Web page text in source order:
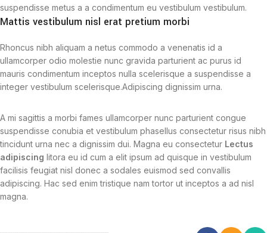
suspendisse metus a a condimentum eu vestibulum vestibulum.
Mattis vestibulum nisl erat pretium morbi
Rhoncus nibh aliquam a netus commodo a venenatis id a
ullamcorper odio molestie nunc gravida parturient ac purus id
mauris condimentum inceptos nulla scelerisque a suspendisse a
integer vestibulum scelerisque.Adipiscing dignissim urna.
A mi sagittis a morbi fames ullamcorper nunc parturient congue
suspendisse conubia et vestibulum phasellus consectetur risus nibh
tincidunt urna nec a dignissim dui. Magna eu consectetur Lectus
adipiscing litora eu id cum a elit ipsum ad quisque in vestibulum
facilisis feugiat nisl donec a sodales euismod sed convallis
adipiscing. Hac sed enim tristique nam tortor ut inceptos a ad nisl
magna.